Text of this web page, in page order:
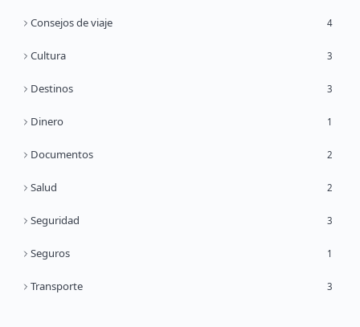
Consejos de viaje 4
Cultura 3
Destinos 3
Dinero 1
Documentos 2
Salud 2
Seguridad 3
Seguros 1
Transporte 3